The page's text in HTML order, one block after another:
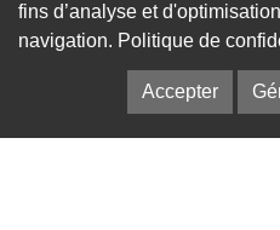
Adaptateurs
fins d’analyse et
navigation. Politique de
Accepter